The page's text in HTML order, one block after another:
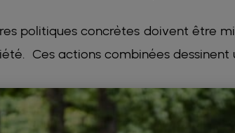
politiques concrètes doivent être
Ces actions combinées dessinent